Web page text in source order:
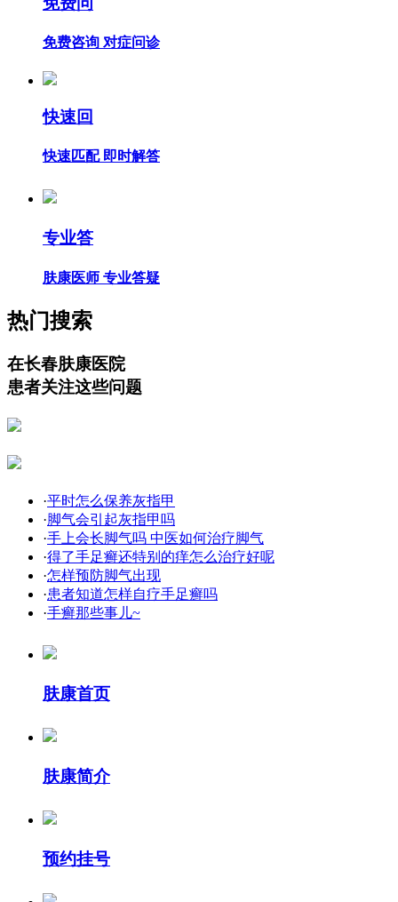
免费咨询 对症问诊
快速回
快速匹配 即时解答
专业答
肤康医师 专业答疑
热门搜索
在长春肤康医院
患者关注这些问题
·平时怎么保养灰指甲
·脚气会引起灰指甲吗
·手上会长脚气吗 中医如何治疗脚气
·得了手足癣还特别的痒怎么治疗好呢
·怎样预防脚气出现
·患者知道怎样自疗手足癣吗
·手癣那些事儿~
肤康首页
肤康简介
预约挂号